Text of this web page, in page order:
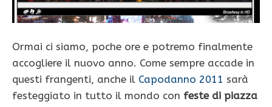
Ormai ci siamo, poche ore e potremo finalmente
accogliere il nuovo anno. Come sempre accade in
questi frangenti, anche il Capodanno 2011 sarà
festeggiato in tutto il mondo con feste di piazza